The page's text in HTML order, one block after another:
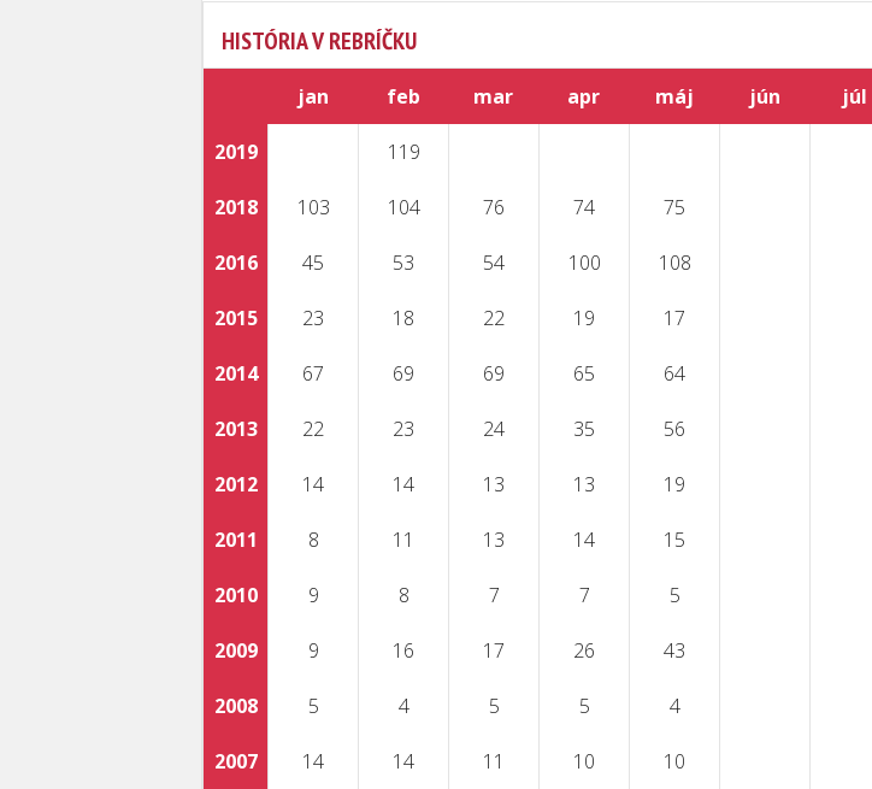
HISTÓRIA V REBRÍČKU
jan feb mar apr máj jún júl
2019 119
2018 103 104 76 74 75
2016 45 53 54 100 108
2015 23 18 22 19 17
2014 67 69 69 65 64
2013 22 23 24 35 56
2012 14 14 13 13 19
2011 8 11 13 14 15
2010 9 8 7 7 5
2009 9 16 17 26 43
2008 5 4 5 5 4
2007 14 14 11 10 10